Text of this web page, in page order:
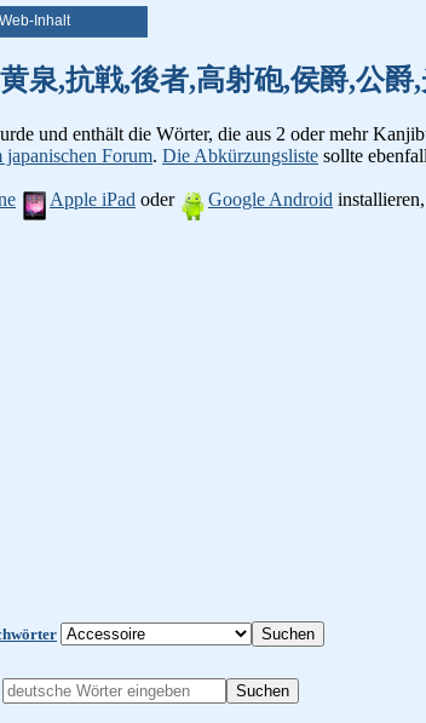
Web-Inhalt
泉,抗戦,後者,高射砲,侯爵,公爵
und enthält die Wörter, die aus 2 oder mehr
japanischen Forum. Die Abkürzungsliste sollte
Apple iPad oder Google Android